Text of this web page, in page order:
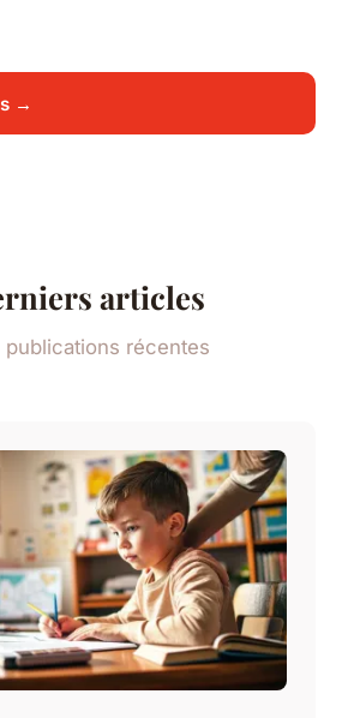
→
articles
publications récentes